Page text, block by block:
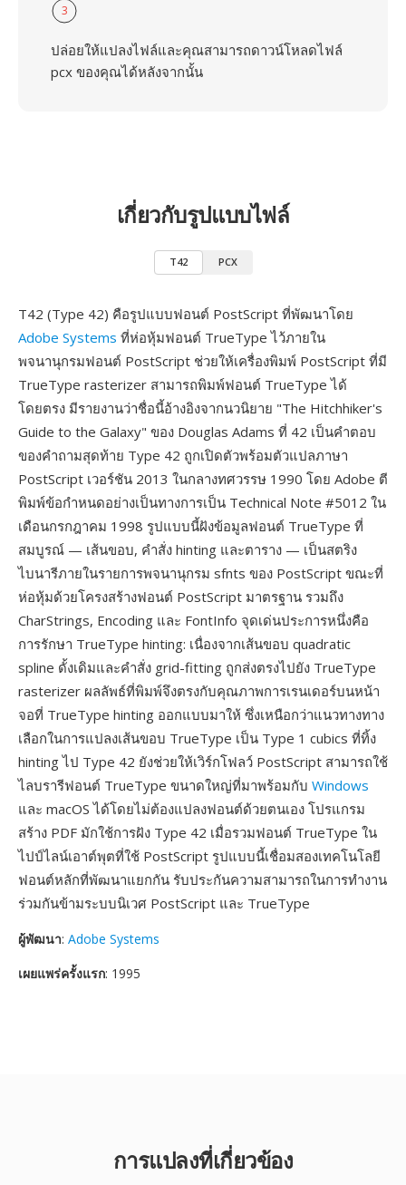
3
ปล่อยให้แปลงไฟล์และคุณสามารถดาวน์โหลดไฟล์
pcx ของคุณได้หลังจากนั้น
เกี่ยวกับรูปแบบไฟล์
T42 PCX
T42 (Type 42) คือรูปแบบฟอนต์ PostScript ที่พัฒนาโดย
Adobe Systems ที่ห่อหุ้มฟอนต์ TrueType ไว้ภายใน
พจนานุกรมฟอนต์ PostScript ช่วยให้เครื่องพิมพ์ PostScript ที่มี
TrueType rasterizer สามารถพิมพ์ฟอนต์ TrueType ได้
โดยตรง มีรายงานว่าชื่อนี้อ้างอิงจากนวนิยาย "The Hitchhiker's
Guide to the Galaxy" ของ Douglas Adams ที่ 42 เป็นคำตอบ
ของคำถามสุดท้าย Type 42 ถูกเปิดตัวพร้อมตัวแปลภาษา
PostScript เวอร์ชัน 2013 ในกลางทศวรรษ 1990 โดย Adobe ตี
พิมพ์ข้อกำหนดอย่างเป็นทางการเป็น Technical Note #5012 ใน
เดือนกรกฎาคม 1998 รูปแบบนี้ฝังข้อมูลฟอนต์ TrueType ที่
สมบูรณ์ — เส้นขอบ, คำสั่ง hinting และตาราง — เป็นสตริง
ไบนารีภายในรายการพจนานุกรม sfnts ของ PostScript ขณะที่
ห่อหุ้มด้วยโครงสร้างฟอนต์ PostScript มาตรฐาน รวมถึง
CharStrings, Encoding และ FontInfo จุดเด่นประการหนึ่งคือ
การรักษา TrueType hinting: เนื่องจากเส้นขอบ quadratic
spline ดั้งเดิมและคำสั่ง grid-fitting ถูกส่งตรงไปยัง TrueType
rasterizer ผลลัพธ์ที่พิมพ์จึงตรงกับคุณภาพการเรนเดอร์บนหน้า
จอที่ TrueType hinting ออกแบบมาให้ ซึ่งเหนือกว่าแนวทางทาง
เลือกในการแปลงเส้นขอบ TrueType เป็น Type 1 cubics ที่ทิ้ง
hinting ไป Type 42 ยังช่วยให้เวิร์กโฟลว์ PostScript สามารถใช้
ไลบรารีฟอนต์ TrueType ขนาดใหญ่ที่มาพร้อมกับ Windows
และ macOS ได้โดยไม่ต้องแปลงฟอนต์ด้วยตนเอง โปรแกรม
สร้าง PDF มักใช้การฝัง Type 42 เมื่อรวมฟอนต์ TrueType ใน
ไปป์ไลน์เอาต์พุตที่ใช้ PostScript รูปแบบนี้เชื่อมสองเทคโนโลยี
ฟอนต์หลักที่พัฒนาแยกกัน รับประกันความสามารถในการทำงาน
ร่วมกันข้ามระบบนิเวศ PostScript และ TrueType
ผู้พัฒนา: Adobe Systems
เผยแพร่ครั้งแรก: 1995
การแปลงที่เกี่ยวข้อง